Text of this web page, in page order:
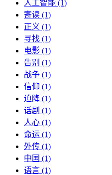
人工智能 (1)
寄读 (1)
正义 (1)
寻找 (1)
电影 (1)
告别 (1)
战争 (1)
信仰 (1)
迫降 (1)
话剧 (1)
人心 (1)
命运 (1)
外传 (1)
中国 (1)
语言 (1)